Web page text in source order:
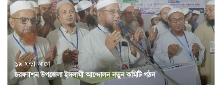
১৯ ঘন্টা আগে
চরফ্যাশন উপজেলা ইসলামী আন্দোলন নতুন কমিটি গঠন